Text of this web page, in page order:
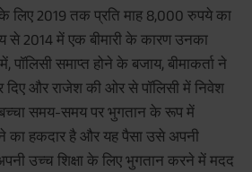
लिए 2019 तक प्रति माह 8,000 रुपये का
से 2014 में एक बीमारी के कारण उनका
पॉलिसी समाप्त होने के बजाय, बीमाकर्ता ने
दिए और राजेश की ओर से पॉलिसी में निवेश
समय-समय पर भुगतान के रूप में
का हकदार है और यह पैसा उसे अपनी
उच्च शिक्षा के लिए भुगतान करने में मदद